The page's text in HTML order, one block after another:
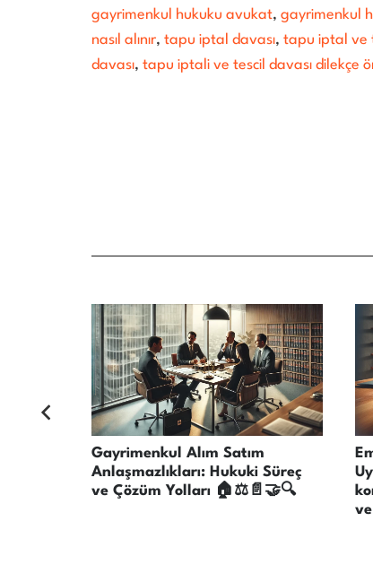
gayrimenkul hukuku avukat, gayrimenkul
nasıl alınır, tapu iptal davası, tapu iptal ve
davası, tapu iptali ve tescil davası dilekçe
Gayrimenkul Alım Satım
Anlaşmazlıkları: Hukuki Süreç
ve Çözüm Yolları 🏠⚖️📄🤝🔍